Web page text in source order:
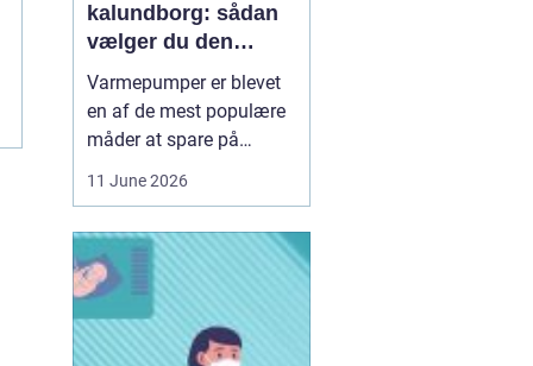
kalundborg: sådan
vælger du den
rigtige løsning
Varmepumper er blevet
en af de mest populære
måder at spare på
Kalundborg står over for
samme spørgsmål: Skal
vi skifte den gamle
varmekilde ud, og er en
11 June 2026